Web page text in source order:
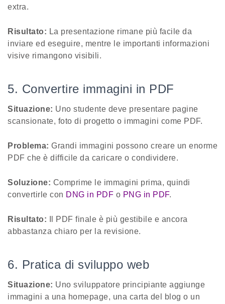
extra.
Risultato: La presentazione rimane più facile da
inviare ed eseguire, mentre le importanti informazioni
visive rimangono visibili.
5. Convertire immagini in PDF
Situazione: Uno studente deve presentare pagine
scansionate, foto di progetto o immagini come PDF.
Problema: Grandi immagini possono creare un enorme
PDF che è difficile da caricare o condividere.
Soluzione: Comprime le immagini prima, quindi
convertirle con DNG in PDF o PNG in PDF.
Risultato: Il PDF finale è più gestibile e ancora
abbastanza chiaro per la revisione.
6. Pratica di sviluppo web
Situazione: Uno sviluppatore principiante aggiunge
immagini a una homepage, una carta del blog o un